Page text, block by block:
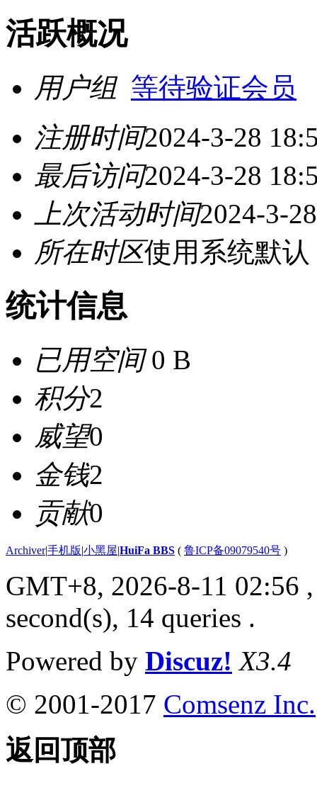
活跃概况
用户组 等待验证会员
注册时间2024-3-28
最后访问2024-3-28
上次活动时间2024-3-
所在时区使用系统默认
统计信息
已用空间0 B
积分2
威望0
金钱2
贡献0
Archiver|手机版|小黑屋|HuiFa BBS ( 鲁ICP备09079540号 )
GMT+8, 2026-8-11 02:56
second(s), 14 queries .
Powered by Discuz! X3.4
© 2001-2017 Comsenz Inc.
返回顶部